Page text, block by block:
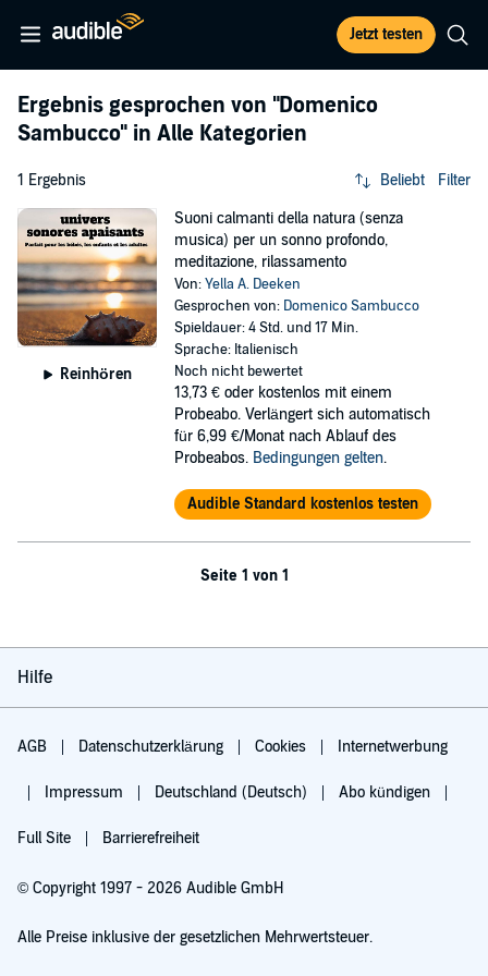
Jetzt testen
Ergebnis gesprochen von "Domenico
Sambucco" in Alle Kategorien
1 Ergebnis Beliebt Filter
Reinhören
Suoni calmanti della natura (senza
musica) per un sonno profondo,
meditazione, rilassamento
Von:Yella A. Deeken
Gesprochen von: Domenico Sambucco
Spieldauer: 4 Std. und 17 Min.
Sprache: Italienisch
Noch nicht bewertet
13,73 € oder kostenlos mit einem
Probeabo. Verlängert sich automatisch
für 6,99 €/Monat nach Ablauf des
Probeabos. Bedingungen gelten.
Audible Standard kostenlos testen
Seite 1 von 1
Hilfe
AGB Datenschutzerklärung Cookies Internetwerbung
Impressum Deutschland (Deutsch) Abo kündigen
Full Site Barrierefreiheit
© Copyright 1997 - 2026 Audible GmbH
Alle Preise inklusive der gesetzlichen Mehrwertsteuer.